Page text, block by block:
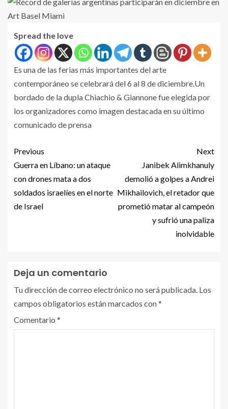
Spread the love
Es una de las ferias más importantes del arte
contemporáneo se celebrará del 6 al 8 de diciembre.Un
bordado de la dupla Chiachio & Giannone fue elegida por
los organizadores como imagen destacada en su último
comunicado de prensa
Previous
Guerra en Líbano: un ataque
con drones mata a dos
soldados israelíes en el norte
de Israel
Next
Janibek Alimkhanuly
demolió a golpes a Andrei
Mikhailovich, el retador que
prometió matar al campeón
y sufrió una paliza
inolvidable
Deja un comentario
Tu dirección de correo electrónico no será publicada. Los
campos obligatorios están marcados con*
Comentario *